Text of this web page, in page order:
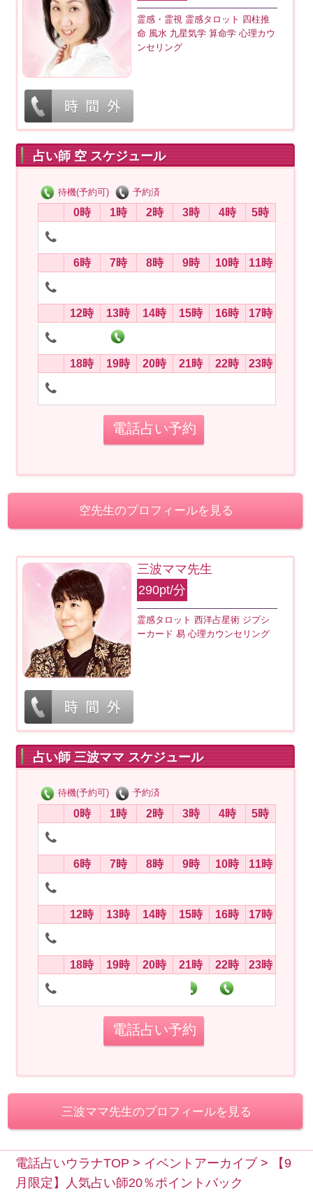
霊感・霊視 霊感タロット 四柱推
命 風水 九星気学 算命学 心理カウ
ンセリング
占い師 空 スケジュール
待機(予約可) 予約済
0時 1時 2時 3時 4時 5時
6時 7時 8時 9時 10時 11時
12時 13時 14時 15時 16時 17時
18時 19時 20時 21時 22時 23時
電話占い予約
空先生のプロフィールを見る
三波ママ先生
290pt/分
霊感タロット 西洋占星術 ジプシ
ーカード 易 心理カウンセリング
占い師 三波ママ スケジュール
待機(予約可) 予約済
0時 1時 2時 3時 4時 5時
6時 7時 8時 9時 10時 11時
12時 13時 14時 15時 16時 17時
18時 19時 20時 21時 22時 23時
電話占い予約
三波ママ先生のプロフィールを見る
電話占いウラナTOP > イベントアーカイブ >
【9
月限定】人気占い師20％ポイントバック